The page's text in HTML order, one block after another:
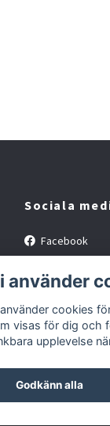
Sociala
Facebook
använder
cookies
visas för dig och
upplevelse
Godkänn alla